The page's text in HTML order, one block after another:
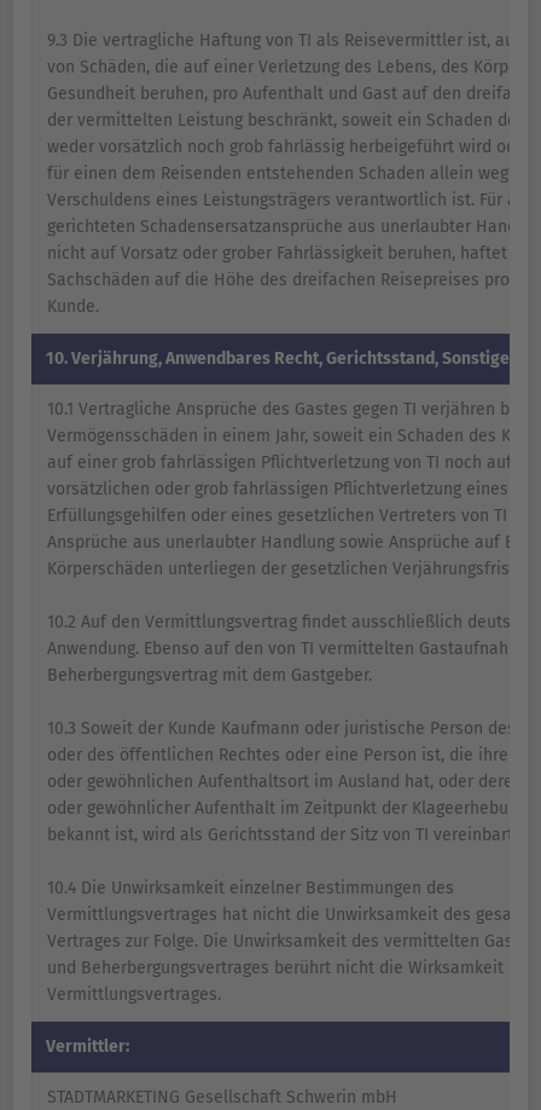
9.3 Die vertragliche Haftung von TI als Reisevermittler ist,
von Schäden, die auf einer Verletzung des Lebens, des Körpers
Gesundheit beruhen, pro Aufenthalt und Gast auf den
der vermittelten Leistung beschränkt, soweit ein Schaden des
weder vorsätzlich noch grob fahrlässig herbeigeführt wird oder
für einen dem Reisenden entstehenden Schaden allein wegen
Verschuldens eines Leistungsträgers verantwortlich ist. Für alle
gerichteten Schadensersatzansprüche aus unerlaubter
nicht auf Vorsatz oder grober Fahrlässigkeit beruhen, haftet TI
Sachschäden auf die Höhe des dreifachen Reisepreises pro
Kunde.
10. Verjährung, Anwendbares Recht, Gerichtsstand, Sonstiges
10.1 Vertragliche Ansprüche des Gastes gegen TI verjähren bei
Vermögensschäden in einem Jahr, soweit ein Schaden des
auf einer grob fahrlässigen Pflichtverletzung von TI noch auf
vorsätzlichen oder grob fahrlässigen Pflichtverletzung eines
Erfüllungsgehilfen oder eines gesetzlichen Vertreters von TI
Ansprüche aus unerlaubter Handlung sowie Ansprüche auf
Körperschäden unterliegen der gesetzlichen Verjährungsfrist.
10.2 Auf den Vermittlungsvertrag findet ausschließlich
Anwendung. Ebenso auf den von TI vermittelten
Beherbergungsvertrag mit dem Gastgeber.
10.3 Soweit der Kunde Kaufmann oder juristische Person des
oder des öffentlichen Rechtes oder eine Person ist, die ihren
oder gewöhnlichen Aufenthaltsort im Ausland hat, oder deren
oder gewöhnlicher Aufenthalt im Zeitpunkt der Klageerhebung
bekannt ist, wird als Gerichtsstand der Sitz von TI vereinbart.
10.4 Die Unwirksamkeit einzelner Bestimmungen des
Vermittlungsvertrages hat nicht die Unwirksamkeit des
Vertrages zur Folge. Die Unwirksamkeit des vermittelten
und Beherbergungsvertrages berührt nicht die Wirksamkeit des
Vermittlungsvertrages.
Vermittler:
STADTMARKETING Gesellschaft Schwerin mbH